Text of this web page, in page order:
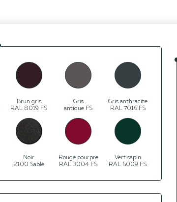
Brun gris
RAL 8019 FS
Gris
antique FS
Gris anthracite
RAL 7016 FS
Noir
2100 Sablé
Rouge pourpre
RAL 3004 FS
Vert sapin
RAL 6009 FS